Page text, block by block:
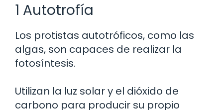
1 Autotrofía
Los protistas autotróficos, como las
algas, son capaces de realizar la
fotosíntesis.
Utilizan la luz solar y el dióxido de
carbono para producir su propio